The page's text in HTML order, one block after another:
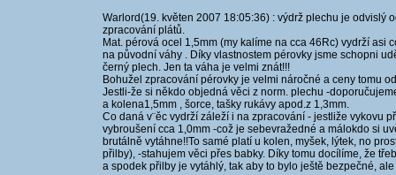
Warlord(19. květen 2007 18:05:36) : výdrž plechu je odvislý
zpracování plátů.
Mat. pérová ocel 1,5mm (my kalíme na cca 46Rc) vydrží asi
na původní váhy . Díky vlastnostem pérovky jsme schopni
černý plech. Jen ta váha je velmi znát!!!
Bohužel zpracování pérovky je velmi náročné a ceny tomu
Jestli-že si někdo objedná věci z norm. plechu -
a kolena1,5mm , šorce, tašky rukávy apod.z 1,3mm.
Co daná v¨ěc vydrží záleží i na zpracování - jestliže vykovu
vybroušení cca 1,0mm -což je sebevražedné a málokdo si
brutálně vytáhne!!To samé platí u kolen, myšek, lýtek, no
přilby), -stahujem věci přes babky. Díky tomu docílíme, že
a spodek přilby je vytáhlý, tak aby to bylo ještě bezpečné,